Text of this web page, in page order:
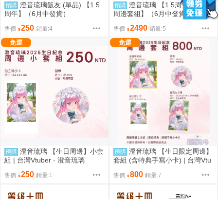
預購 澄音琉璃飯友 (單品) 【1.5
周年】（6月中發貨）
售價 250 銷量:4
預購 澄音琉璃 【1.5周年●典藏版
周邊套組】（6月中發貨）
售價 2490 銷量:5
免運
預購 澄音琉璃 【生日周邊】小套
組 | 台灣Vtuber - 澄音琉璃
售價 250 銷量:1
免運
預購 澄音琉璃 【生日限定周邊】
套組 (含特典手寫小卡) | 台灣Vtu
售價 800 銷量:7